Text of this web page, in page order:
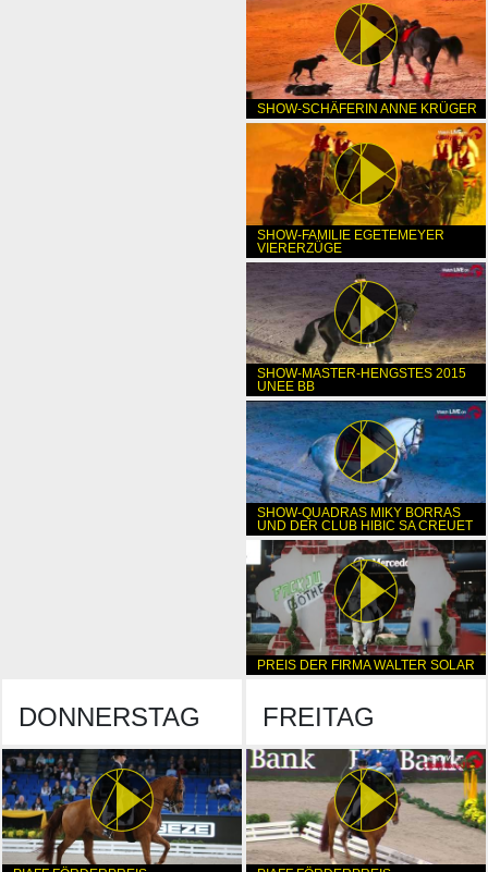
SHOW-SCHÄFERIN ANNE KRÜGER
SHOW-FAMILIE EGETEMEYER
VIERERZÜGE
SHOW-MASTER-HENGSTES 2015
UNEE BB
SHOW-QUADRAS MIKY BORRAS
UND DER CLUB HIBIC SA CREUET
PREIS DER FIRMA WALTER SOLAR
DONNERSTAG FREITAG